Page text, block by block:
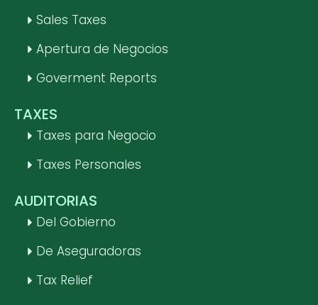
Sales Taxes
Apertura de Negocios
Goverment Reports
TAXES
Taxes para Negocio
Taxes Personales
AUDITORIAS
Del Gobierno
De Aseguradoras
Tax Relief